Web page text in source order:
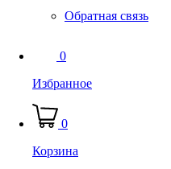
Обратная связь
0
Избранное
0
Корзина